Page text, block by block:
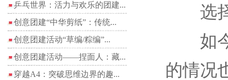
乒乓世界：活力与欢乐的团建...
创意团建“中华剪纸”：传统...
创意团建活动“草编/粽编”...
创意团建活动——捏面人：藏...
穿越A4：突破思维边界的趣...
选
如今
的情况